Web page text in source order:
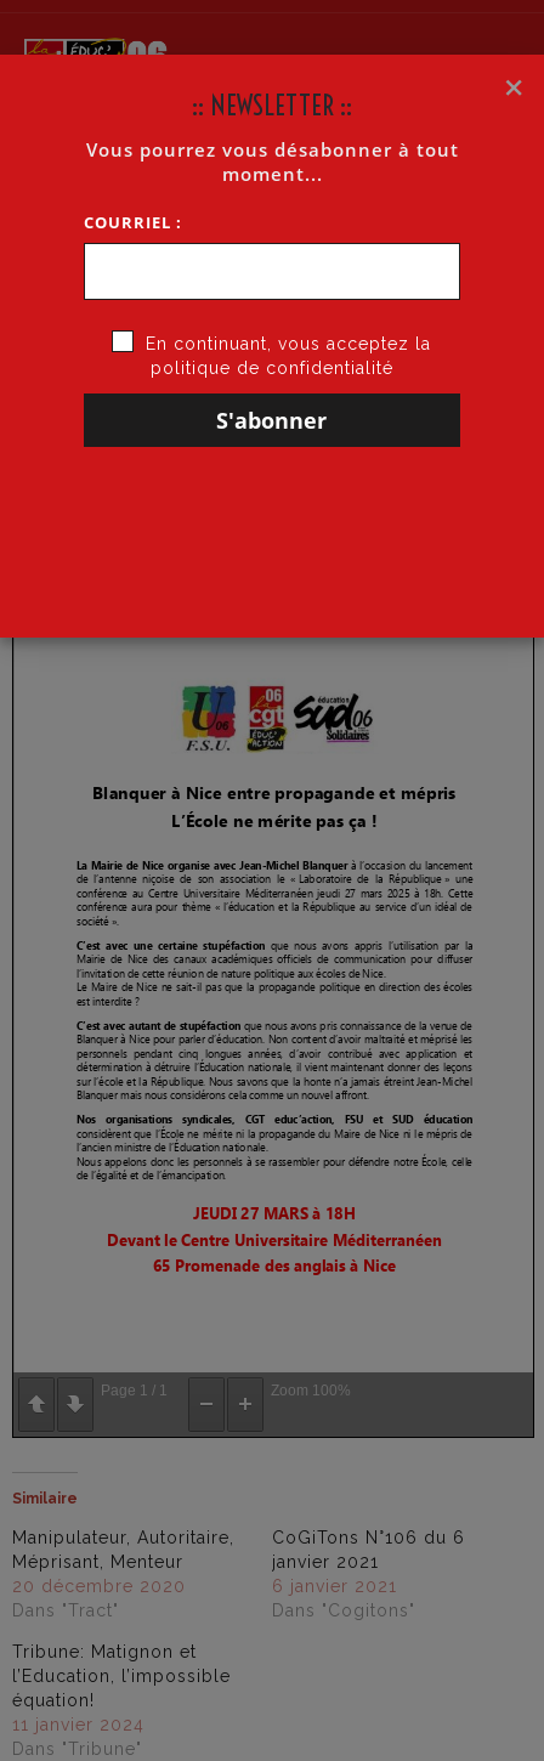
BLANQUER À NICE ENTRE PROPAGANDE ET MÉPRIS
Accueil»Blanquer à Nice entre propagande et mépris
BLANQUER À NICE ENTRE PROPAGANDE ET MÉPRIS
Page 1 / 1 Zoom 100%
Similaire
Manipulateur, Autoritaire,
Méprisant, Menteur
20 décembre 2020
Dans "Tract"
CoGiTons N°106 du 6
janvier 2021
6 janvier 2021
Dans "Cogitons"
Tribune: Matignon et
l’Education, l’impossible
équation!
11 janvier 2024
Dans "Tribune"
×
:: NEWSLETTER ::
Vous pourrez vous désabonner à tout
moment...
COURRIEL :
En continuant, vous acceptez la
politique de confidentialité